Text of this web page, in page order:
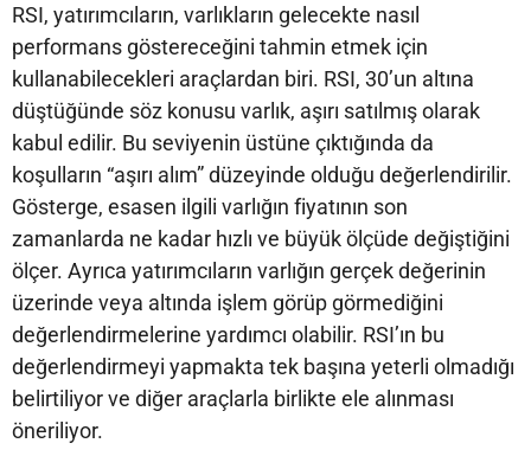
RSI, yatırımcıların, varlıkların gelecekte nasıl
performans göstereceğini tahmin etmek için
kullanabilecekleri araçlardan biri. RSI, 30’un altına
düştüğünde söz konusu varlık, aşırı satılmış olarak
kabul edilir. Bu seviyenin üstüne çıktığında da
koşulların “aşırı alım” düzeyinde olduğu değerlendirilir.
Gösterge, esasen ilgili varlığın fiyatının son
zamanlarda ne kadar hızlı ve büyük ölçüde değiştiğini
ölçer. Ayrıca yatırımcıların varlığın gerçek değerinin
üzerinde veya altında işlem görüp görmediğini
değerlendirmelerine yardımcı olabilir. RSI’ın bu
değerlendirmeyi yapmakta tek başına yeterli olmadığı
belirtiliyor ve diğer araçlarla birlikte ele alınması
öneriliyor.